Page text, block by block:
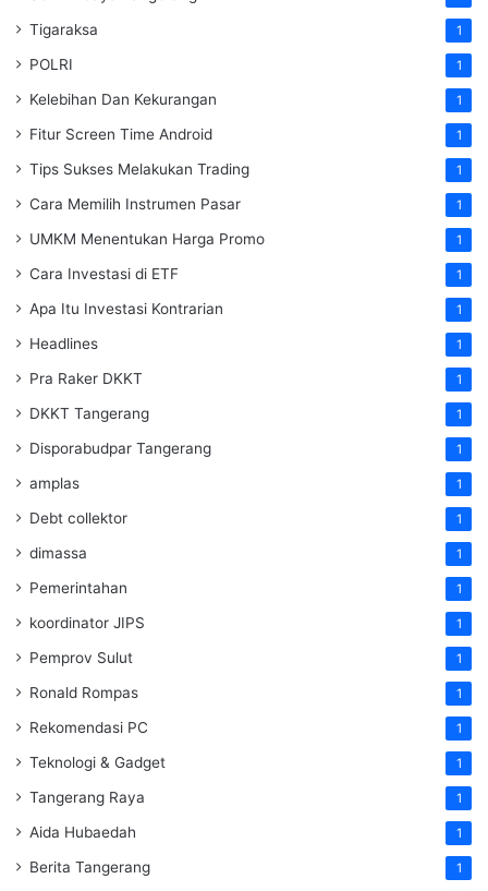
Tigaraksa 1
POLRI 1
Kelebihan Dan Kekurangan 1
Fitur Screen Time Android 1
Tips Sukses Melakukan Trading 1
Cara Memilih Instrumen Pasar 1
UMKM Menentukan Harga Promo 1
Cara Investasi di ETF 1
Apa Itu Investasi Kontrarian 1
Headlines 1
Pra Raker DKKT 1
DKKT Tangerang 1
Disporabudpar Tangerang 1
amplas 1
Debt collektor 1
dimassa 1
Pemerintahan 1
koordinator JIPS 1
Pemprov Sulut 1
Ronald Rompas 1
Rekomendasi PC 1
Teknologi & Gadget 1
Tangerang Raya 1
Aida Hubaedah 1
Berita Tangerang 1